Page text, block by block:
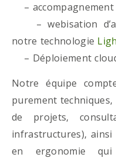
– accompagnement
– webisation
notre technologie
– Déploiement
Notre équipe
purement
de projets,
infrastructures), ainsi
en ergonomie qui